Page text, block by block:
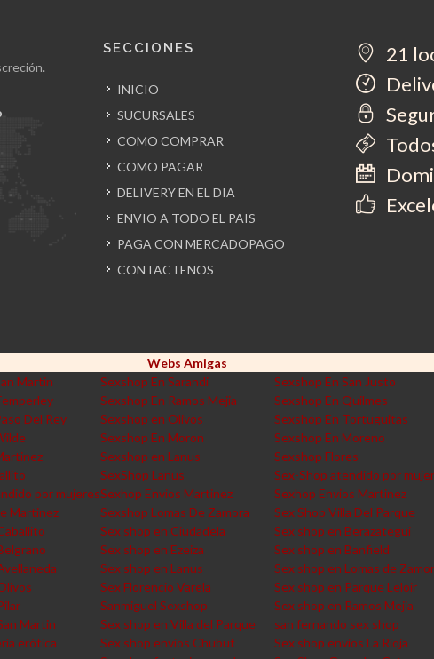
SECCIONES
INICIO
SUCURSALES
COMO COMPRAR
COMO PAGAR
DELIVERY EN EL DIA
ENVIO A TODO EL PAIS
PAGA CON MERCADOPAGO
CONTACTENOS
21
Webs Amigas
Martin Sexshop En Sarandi Sexshop En San Justo
Sexshop En Ramos Mejia Sexshop En Quilmes
Del Rey Sexshop en Olivos Sexshop En Tortuguitas
Sexshop En Moron Sexshop En Moreno
Sexshop en Lanus Sexshop Flores
SexShop Lanus Sex-Shop atendido por
por mujeresSexhop Envios Martinez Sexhop Envios Martinez
Martinez Sexshop Lomas De Zamora Sex Shop Villa Del Parque
Sex shop en Ciudadela Sex shop en Berazategui
Sex shop en Ezeiza Sex shop en Banfield
Sex shop en Lanus Sex shop en Lomas de
Sex Florencio Varela Sex shop en Parque Leloir
Sanmiguel Sexshop Sex shop en Ramos Mejia
Martin Sex shop en Villa del Parque san fernando sex shop
erótica Sex shop envios Chubut Sex shop envios La Rioja